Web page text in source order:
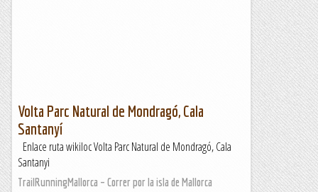
Volta Parc Natural de Mondragó, Cala
Santanyí
Enlace ruta wikiloc Volta Parc Natural de Mondragó, Cala
Santanyi
TrailRunningMallorca – Correr por la isla de Mallorca